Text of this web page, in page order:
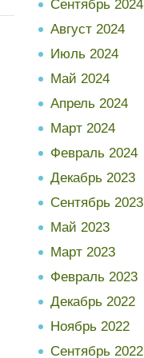
Сентябрь 2024
Август 2024
Июль 2024
Май 2024
Апрель 2024
Март 2024
Февраль 2024
Декабрь 2023
Сентябрь 2023
Май 2023
Март 2023
Февраль 2023
Декабрь 2022
Ноябрь 2022
Сентябрь 2022